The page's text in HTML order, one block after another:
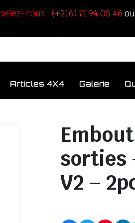
nous : (+216) 71 94 05 46 ou
Articles 4X4 Galerie
sorties
V2 –